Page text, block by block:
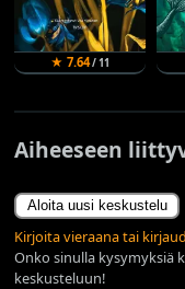
★ 7.64/ 11
Aiheeseen
Aloita uusi keskustelu
Kirjoita vieraana tai
Onko sinulla kysymyksiä
keskusteluun!